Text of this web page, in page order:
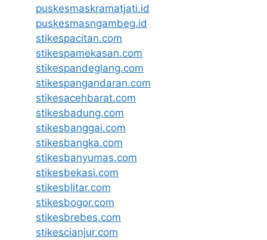
puskesmaskramatjati.id
puskesmasngambeg.id
stikespacitan.com
stikespamekasan.com
stikespandeglang.com
stikespangandaran.com
stikesacehbarat.com
stikesbadung.com
stikesbanggai.com
stikesbangka.com
stikesbanyumas.com
stikesbekasi.com
stikesblitar.com
stikesbogor.com
stikesbrebes.com
stikescianjur.com